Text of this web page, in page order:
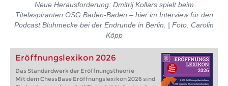
Neue Herausforderung: Dmitrij Kollars spielt beim
Titelaspiranten OSG Baden-Baden – hier im Interview für den
Podcast Bluhmecke bei der Endrunde in Berlin. | Foto: Carolin
Köpp
Eröffnungslexikon 2026
Das Standardwerk der Eröffnungstheorie
Mit dem ChessBase Eröffnungslexikon 2026 sind